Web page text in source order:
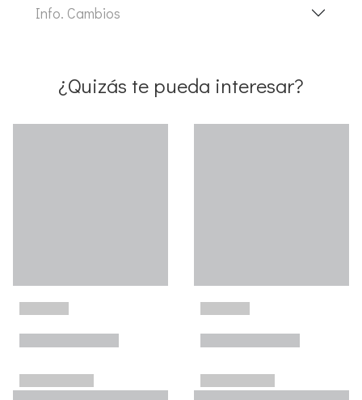
Info. Cambios
¿Quizás te pueda interesar?